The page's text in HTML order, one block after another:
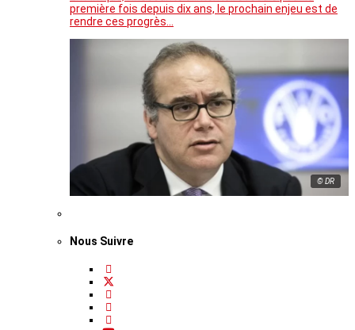
première fois depuis dix ans, le prochain enjeu est de
rendre ces progrès…
© DR
Nous Suivre